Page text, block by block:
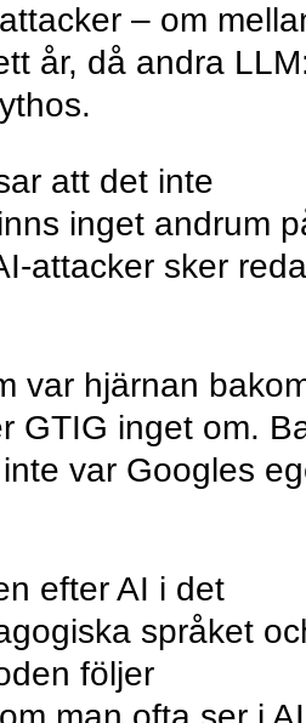
– om
år, då andra
att det inte
inget andrum
attacker sker
var hjärnan
GTIG inget om.
var Googles
efter AI i det
språket
följer